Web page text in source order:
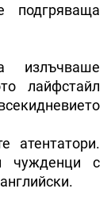
излъчваше
лайфстайл
атентатори.
чужденци с